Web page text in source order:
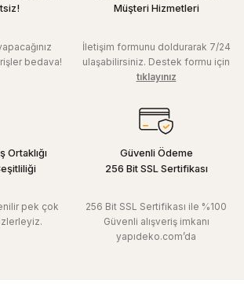
bedava!
Müşteri Hizmetleri
İletişim formunu doldurarak 7/24
ulaşabilirsiniz. Destek formu için
tıklayınız
Ortaklığı
pek çok
Güvenli Ödeme
256 Bit SSL Sertifikası
256 Bit SSL Sertifikası ile %100
Güvenli alışveriş imkanı
yapıdeko.com’da